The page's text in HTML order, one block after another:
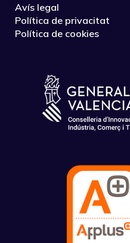
Avís legal
Política de privacitat
Política de cookies